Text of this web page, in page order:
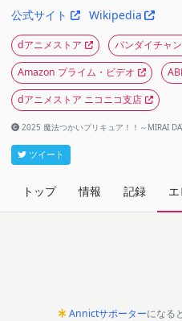
公式サイト
Wikipedia
dアニメストア
バンダイチャ
Amazon プライム・ビデオ
dアニメストア ニコニコ支店
2025 魔法つかいプリキュア！！～MIRAI
ツイート
トップ 情報 記録
Annictサポーターになる